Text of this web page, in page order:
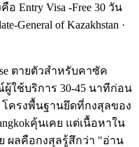
คือ Entry Visa -Free 30 วัน
General of Kazakhstan ·
ตายตัวสำหรับคาซัค
ผู้ใช้บริการ 30-45 นาทีก่อน
ครงพื้นฐานยึดที่กงสุลของ
คุ้นเคย แต่เนื้อหาใน
ผลคือกงสุลรู้สึกว่า "อ่าน